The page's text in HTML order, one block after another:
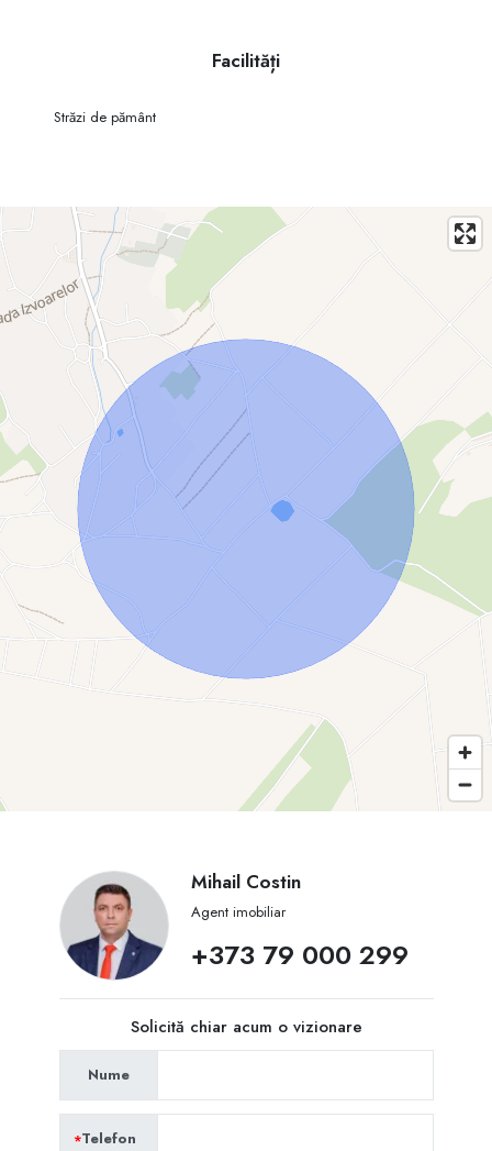
Facilități
Străzi de pământ
Mihail Costin
Agent imobiliar
+373 79 000 299
Solicită chiar acum o vizionare
Nume
Telefon